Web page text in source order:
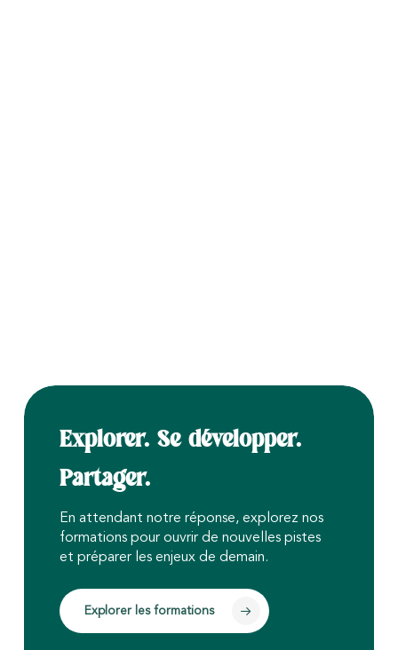
Explorer. Se développer.
Partager.
En attendant notre réponse, explorez nos
formations pour ouvrir de nouvelles pistes
et préparer les enjeux de demain.
Explorer les formations